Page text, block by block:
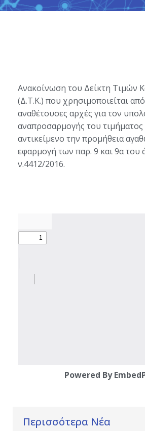
Ανακοίνωση του Δείκτη Τιμών
(Δ.Τ.Κ.) που χρησιμοποιείται από
αναθέτουσες αρχές για τον
αναπροσαρμογής του
αντικείμενο την προμήθεια
εφαρμογή των παρ. 9 και 9α του
ν.4412/2016.
Powered By
Περισσότερα Νέα